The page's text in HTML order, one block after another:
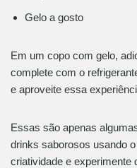
Gelo a gosto
Em um copo com gelo,
complete com o
e aproveite essa
Essas são apenas
drinks saborosos usando
criatividade e experimente